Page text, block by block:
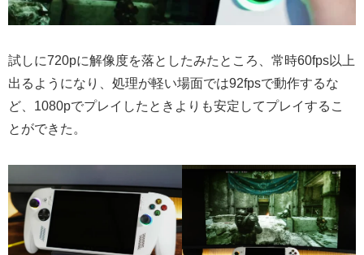
試しに720pに解像度を落としたみたところ、常時60fps以上
出るようになり、処理が軽い場面では92fpsで動作するな
ど、1080pでプレイしたときよりも安定してプレイするこ
とができた。